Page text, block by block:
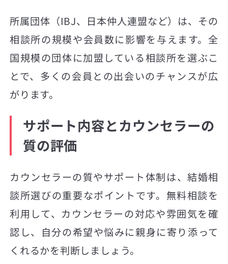
所属団体（IBJ、日本仲人連盟など）は、その
相談所の規模や会員数に影響を与えます。全
国規模の団体に加盟している相談所を選ぶこ
とで、多くの会員との出会いのチャンスが広
がります。
サポート内容とカウンセラーの
質の評価
カウンセラーの質やサポート体制は、結婚相
談所選びの重要なポイントです。無料相談を
利用して、カウンセラーの対応や雰囲気を確
認し、自分の希望や悩みに親身に寄り添って
くれるかを判断しましょう。